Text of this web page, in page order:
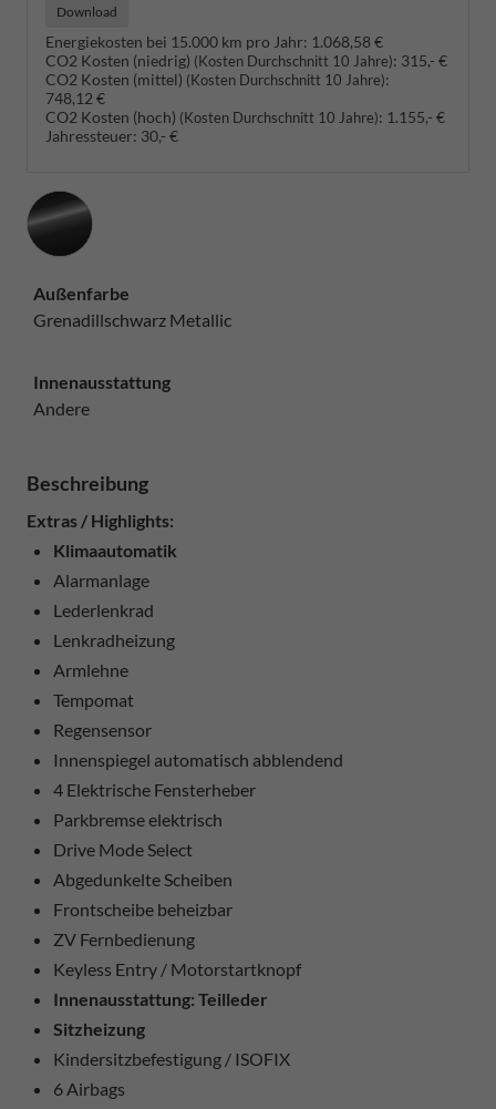
Download
Energiekosten bei 15.000 km pro Jahr: 1.068,58 €
CO2 Kosten (niedrig) (Kosten Durchschnitt 10 Jahre): 315,- €
CO2 Kosten (mittel) (Kosten Durchschnitt 10 Jahre):
748,12 €
CO2 Kosten (hoch) (Kosten Durchschnitt 10 Jahre): 1.155,- €
Jahressteuer: 30,- €
Außenfarbe
Grenadillschwarz Metallic
Innenausstattung
Andere
Beschreibung
Extras / Highlights:
Klimaautomatik
Alarmanlage
Lederlenkrad
Lenkradheizung
Armlehne
Tempomat
Regensensor
Innenspiegel automatisch abblendend
4 Elektrische Fensterheber
Parkbremse elektrisch
Drive Mode Select
Abgedunkelte Scheiben
Frontscheibe beheizbar
ZV Fernbedienung
Keyless Entry / Motorstartknopf
Innenausstattung: Teilleder
Sitzheizung
Kindersitzbefestigung / ISOFIX
6 Airbags